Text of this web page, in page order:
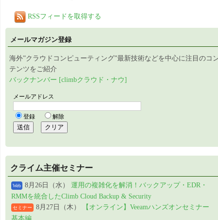
RSSフィードを取得する
メールマガジン登録
海外”クラウドコンピューティング”最新技術などを中心に注目のコ
テンツをご紹介
バックナンバー [climbクラウド・ナウ]
クライム主催セミナー
Web 8月26日（水） 運用の複雑化を解消！バックアップ・EDR・
RMMを統合したClimb Cloud Backup & Security
セミナー 8月27日（木）
【オンライン】Veeamハンズオンセミナー
基本編